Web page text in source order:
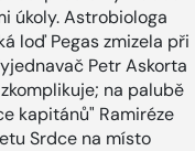
úkoly. Astrobiologa
loď Pegas zmizela při
Petr Askorta
na palubě
kapitánů" Ramiréze
Srdce na místo